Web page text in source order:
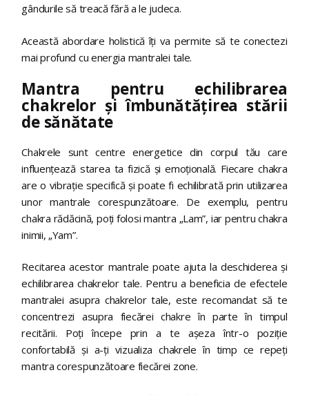
gândurile să treacă fără a le judeca.
Această abordare holistică îți va permite să te conectezi
mai profund cu energia mantralei tale.
Mantra pentru echilibrarea
chakrelor și îmbunătățirea stării
de sănătate
Chakrele sunt centre energetice din corpul tău care
influențează starea ta fizică și emoțională. Fiecare chakra
are o vibrație specifică și poate fi echilibrată prin utilizarea
unor mantrale corespunzătoare. De exemplu, pentru
chakra rădăcină, poți folosi mantra „Lam”, iar pentru chakra
inimii, „Yam”.
Recitarea acestor mantrale poate ajuta la deschiderea și
echilibrarea chakrelor tale. Pentru a beneficia de efectele
mantralei asupra chakrelor tale, este recomandat să te
concentrezi asupra fiecărei chakre în parte în timpul
recitării. Poți începe prin a te așeza într-o poziție
confortabilă și a-ți vizualiza chakrele în timp ce repeți
mantra corespunzătoare fiecărei zone.